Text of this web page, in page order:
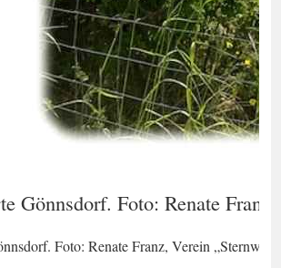
Gönnsdorf. Foto: Renate
Foto: Renate Franz, Verein